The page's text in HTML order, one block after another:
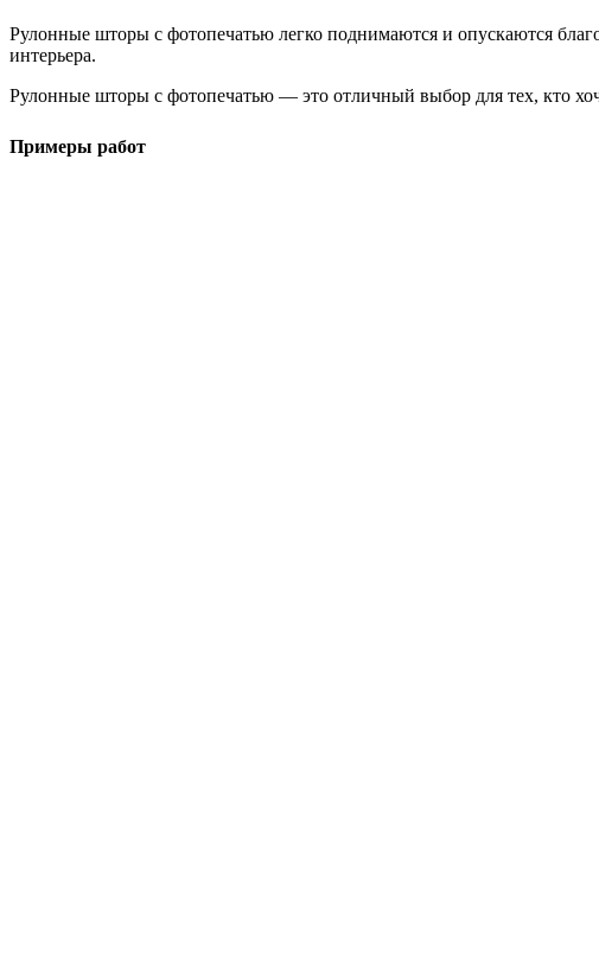
Рулонные шторы с фотопечатью легко поднимаются и опускаются
интерьера.
Рулонные шторы с фотопечатью — это отличный выбор для тех, кто
Примеры работ